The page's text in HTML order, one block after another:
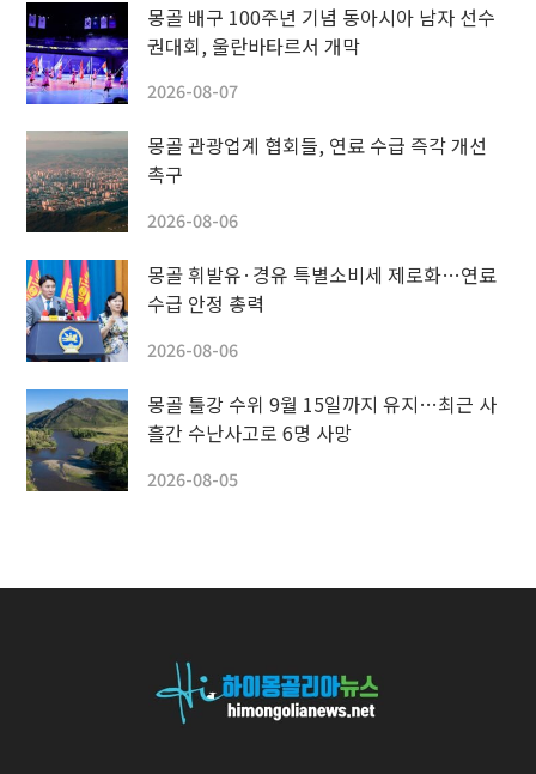
몽골 배구 100주년 기념 동아시아 남자 선수
권대회, 울란바타르서 개막
2026-08-07
몽골 관광업계 협회들, 연료 수급 즉각 개선
촉구
2026-08-06
몽골 휘발유·경유 특별소비세 제로화…연료
수급 안정 총력
2026-08-06
몽골 툴강 수위 9월 15일까지 유지…최근 사
흘간 수난사고로 6명 사망
2026-08-05